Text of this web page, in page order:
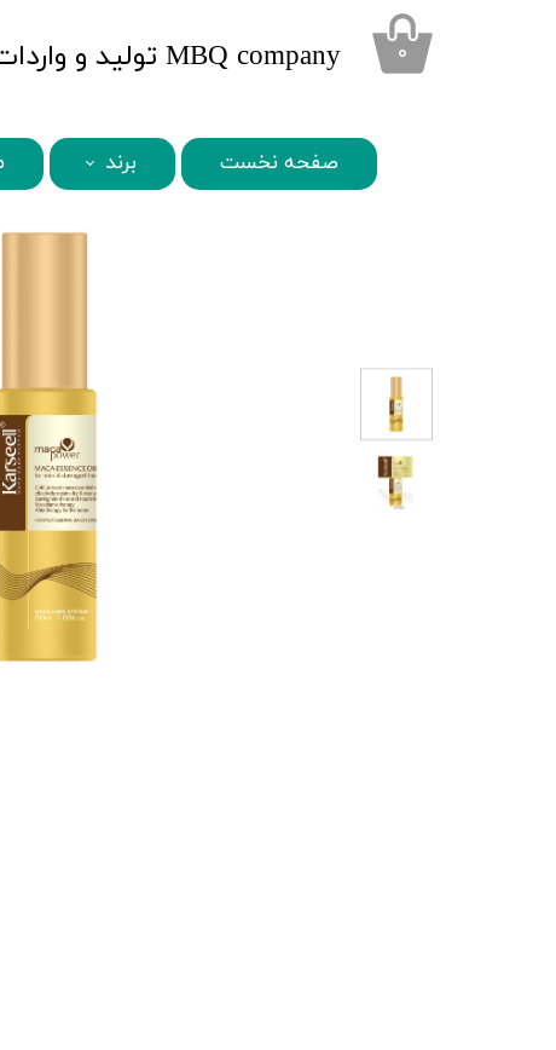
صفحه نخست برند
۰ ​MBQ company تولید و واردات محصولات تخصصی زیبایی